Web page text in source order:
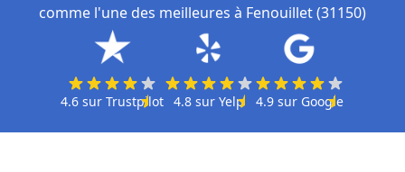
comme l'une des meilleures à Fenouillet (31150)
4.6 sur Trustpilot 4.8 sur Yelp 4.9sur Google